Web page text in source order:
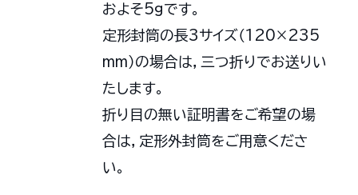
およそ5gです。
定形封筒の長3サイズ（120×235
mm）の場合は，三つ折りでお送りい
たします。
折り目の無い証明書をご希望の場
合は，定形外封筒をご用意くださ
い。